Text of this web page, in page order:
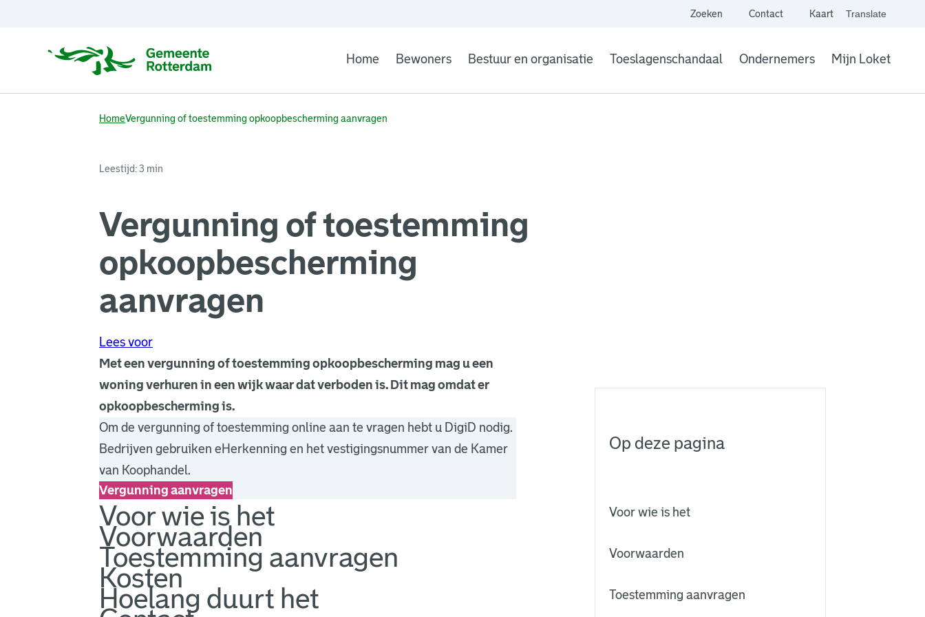
Zoeken Contact Kaart
. Link opent een
Translate
website,
Vertaal
Home Bewoners Bestuur en organisatie Toeslagenschandaal Ondernemers Mijn Loket
. Link opent een
HomeVergunning of toestemming opkoopbescherming aanvragen
Leestijd: 3 min
Vergunning of toestemming
opkoopbescherming
aanvragen
Lees voor
Op deze pagina
Voor wie is het
Voorwaarden
Toestemming aanvragen
Met een vergunning of toestemming opkoopbescherming mag u een
woning verhuren in een wijk waar dat verboden is. Dit mag omdat er
opkoopbescherming is.
Om de vergunning of toestemming online aan te vragen hebt u DigiD nodig.
Bedrijven gebruiken eHerkenning en het vestigingsnummer van de Kamer
van Koophandel.
Vergunning aanvragen
Voor wie is het
Voorwaarden
Toestemming aanvragen
Kosten
Hoelang duurt het